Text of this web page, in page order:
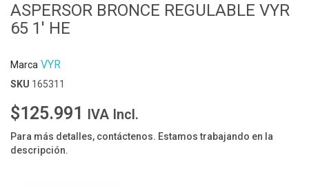
ASPERSOR BRONCE REGULABLE VYR
65 1' HE
Marca VYR
SKU 165311
$125.991 IVA Incl.
Para más detalles, contáctenos. Estamos trabajando en la
descripción.